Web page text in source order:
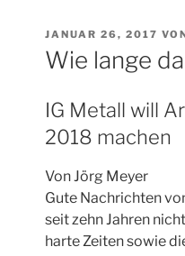
VERÖFFENTLICHT
AM
JANUAR 26, 2017
Wie lange
IG Metall will
2018 machen
Von Jörg Meyer
Gute Nachrichten
seit zehn Jahren
harte Zeiten sowie